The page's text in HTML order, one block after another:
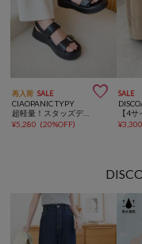
再入荷 SALE 
CIAOPANIC TYPY
¥5,280 (20%OFF)
SALE
¥3,300